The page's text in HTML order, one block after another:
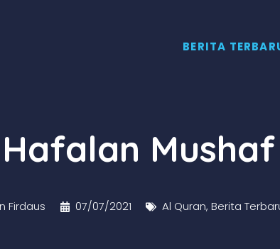
BERITA
Mushaf
Firdaus 07/07/2021 Al Quran, Berita